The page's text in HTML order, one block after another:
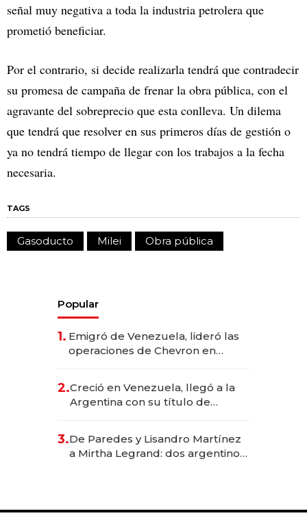
señal muy negativa a toda la industria petrolera que
prometió beneficiar.
Por el contrario, si decide realizarla tendrá que contradecir
su promesa de campaña de frenar la obra pública, con el
agravante del sobreprecio que esta conlleva. Un dilema
que tendrá que resolver en sus primeros días de gestión o
ya no tendrá tiempo de llegar con los trabajos a la fecha
necesaria.
TAGS
Gasoducto Milei Obra pública
Popular
1. Emigró de Venezuela, lideró las
operaciones de Chevron en
2.Creció en Venezuela, llegó a la
Argentina con su título de
las marcas "fast premium"
3.De Paredes y Lisandro Martínez
a Mirtha Legrand: dos argentinos